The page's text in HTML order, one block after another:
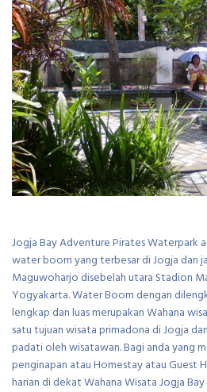
Jogja Bay Adventure Pirates Waterpark
water boom yang terbesar di Jogja dan
Maguwoharjo disebelah utara Stadion
Yogyakarta. Water Boom dengan
lengkap dan luas merupakan Wahana
satu tujuan wisata primadona di Jogja
padati oleh wisatawan. Bagi anda yang
penginapan atau Homestay atau Guest
harian di dekat Wahana Wisata Jogja